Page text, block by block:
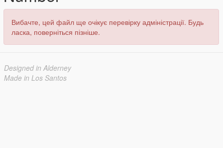
Вибачте, цей файл ще очікує перевірку адміністрації. Будь
ласка, поверніться пізніше.
Designed in Alderney
Made in Los Santos